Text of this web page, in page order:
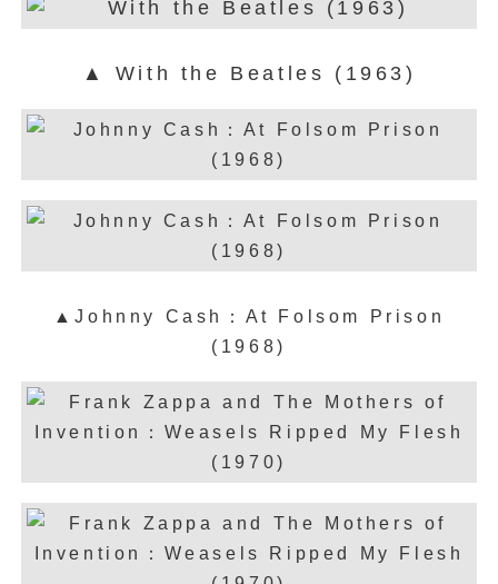
▲ With the Beatles (1963)
▲Johnny Cash：At Folsom Prison
(1968)